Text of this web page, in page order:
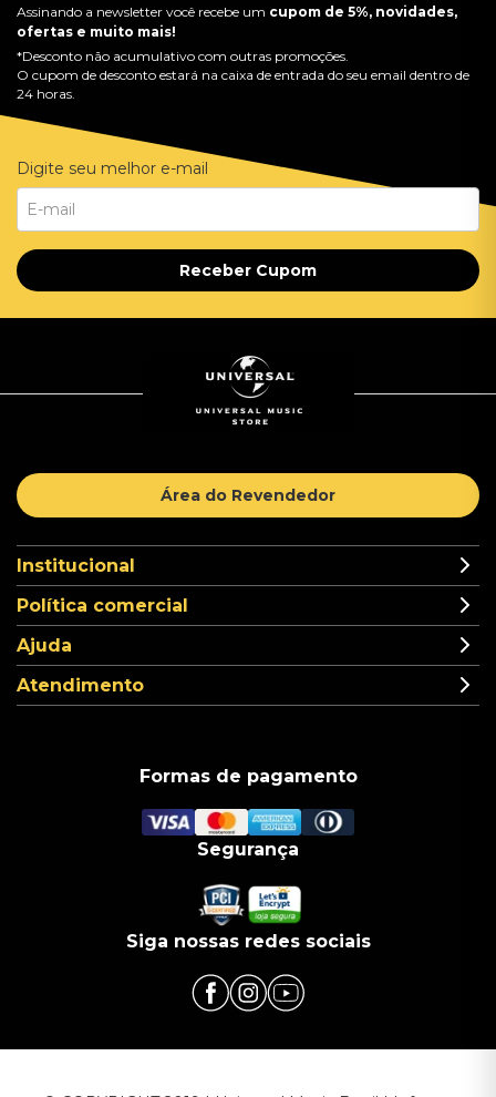
Assinando a newsletter você recebe um cupom de 5%, novidades,
ofertas e muito mais!
*Desconto não acumulativo com outras promoções.
O cupom de desconto estará na caixa de entrada do seu email dentro de
24 horas.
Digite seu melhor e-mail
Receber Cupom
Área do Revendedor
Institucional
Política comercial
Ajuda
Atendimento
Formas de pagamento
Segurança
Siga nossas redes sociais